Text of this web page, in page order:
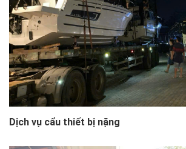
Dịch vụ cẩu thiết bị nặng